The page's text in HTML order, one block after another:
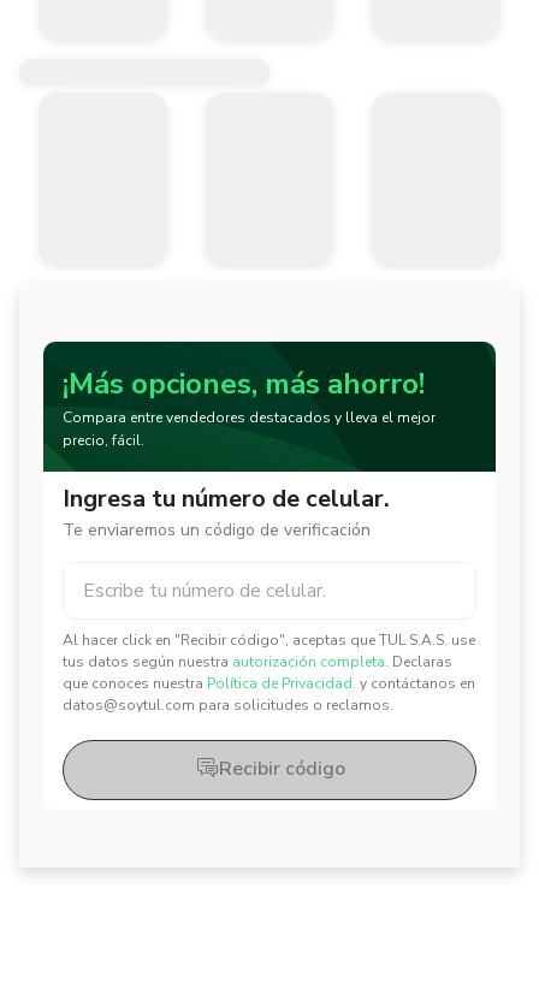
¡Más opciones, más ahorro!
Compara entre vendedores destacados y lleva el mejor
precio, fácil.
Ingresa tu número de celular.
Te enviaremos un código de verificación
Al hacer click en "Recibir código", aceptas que TUL S.A.S. use
tus datos según nuestra autorización completa. Declaras
que conoces nuestra Política de Privacidad. y contáctanos en
datos@soytul.com para solicitudes o reclamos.
✕
✕
Recibir código